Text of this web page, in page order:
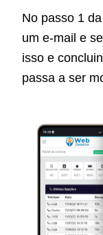
No passo 1
um e-mail e
isso e
passa a ser